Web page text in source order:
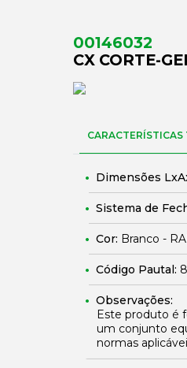
00146032
CX CORTE-
CARACTERÍSTICAS
Dimensões
Sistema de
Cor: Branco -
Código Pautal:
Observações:
Este produto é
um conjunto
normas